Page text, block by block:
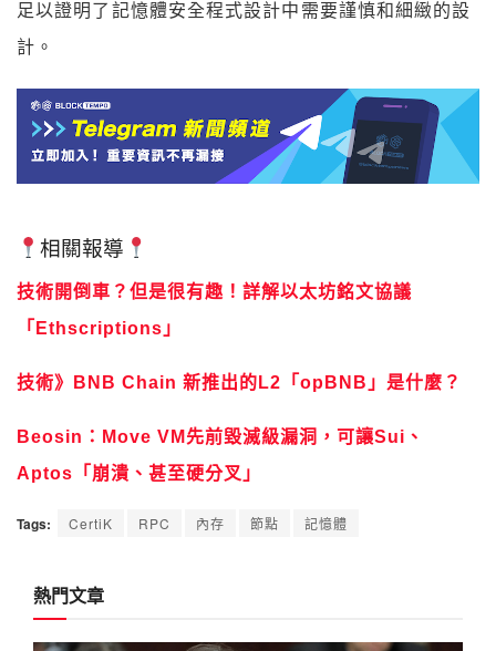
足以證明了記憶體安全程式設計中需要謹慎和細緻的設
計。
相關報導
技術開倒車？但是很有趣！詳解以太坊銘文協議
「Ethscriptions」
技術》BNB Chain 新推出的L2「opBNB」是什麼？
Beosin：Move VM先前毀滅級漏洞，可讓Sui、
Aptos「崩潰、甚至硬分叉」
Tags: CertiK RPC 內存 節點 記憶體
熱門文章